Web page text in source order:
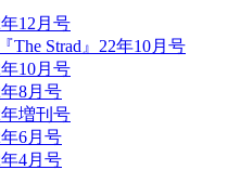
12月号
The Strad』22年10月号
10月号
8月号
増刊号
6月号
4月号